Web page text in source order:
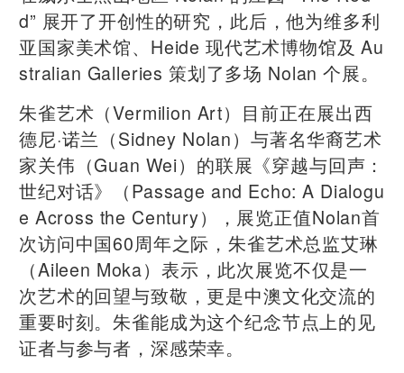
d” 展开了开创性的研究，此后，他为维多利
亚国家美术馆、Heide 现代艺术博物馆及 Au
stralian Galleries 策划了多场 Nolan 个展。
朱雀艺术（Vermilion Art）目前正在展出西
德尼·诺兰（Sidney Nolan）与著名华裔艺术
家关伟（Guan Wei）的联展《穿越与回声：
世纪对话》（Passage and Echo: A Dialogu
e Across the Century），展览正值Nolan首
次访问中国60周年之际，朱雀艺术总监艾琳
（Aileen Moka）表示，此次展览不仅是一
次艺术的回望与致敬，更是中澳文化交流的
重要时刻。朱雀能成为这个纪念节点上的见
证者与参与者，深感荣幸。